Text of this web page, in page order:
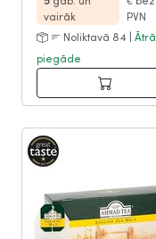
vairāk
PVN
Noliktavā 84 | Ātrā
piegāde